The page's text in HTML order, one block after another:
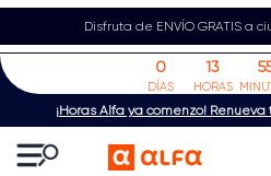
Disfruta de ENVÍO GRATIS a
¡Horas Alfa ya comenzó!
0
DÍAS
13
HORAS